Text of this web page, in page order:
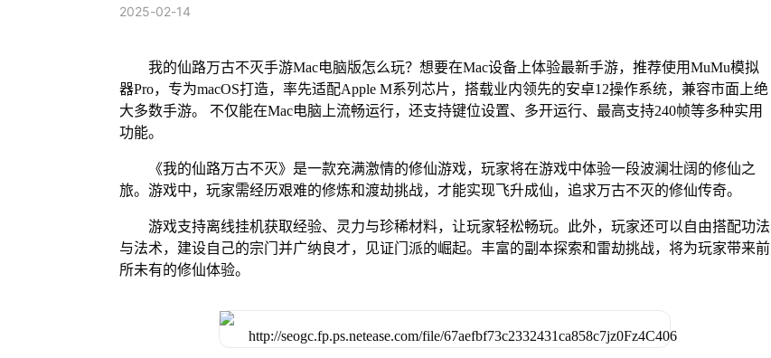
2025-02-14
我的仙路万古不灭手游Mac电脑版怎么玩？想要在Mac设备上体验最新手游，推荐使用MuMu模拟
器Pro，专为macOS打造，率先适配Apple M系列芯片，搭载业内领先的安卓12操作系统，兼容市面上绝
大多数手游。 不仅能在Mac电脑上流畅运行，还支持键位设置、多开运行、最高支持240帧等多种实用
功能。
《我的仙路万古不灭》是一款充满激情的修仙游戏，玩家将在游戏中体验一段波澜壮阔的修仙之
旅。游戏中，玩家需经历艰难的修炼和渡劫挑战，才能实现飞升成仙，追求万古不灭的修仙传奇。
游戏支持离线挂机获取经验、灵力与珍稀材料，让玩家轻松畅玩。此外，玩家还可以自由搭配功法
与法术，建设自己的宗门并广纳良才，见证门派的崛起。丰富的副本探索和雷劫挑战，将为玩家带来前
所未有的修仙体验。